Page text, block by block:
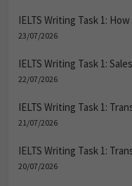
IELTS Writing Task 1:
23/07/2026
IELTS Writing Task 1:
22/07/2026
IELTS Writing Task 1:
21/07/2026
IELTS Writing Task 1:
20/07/2026